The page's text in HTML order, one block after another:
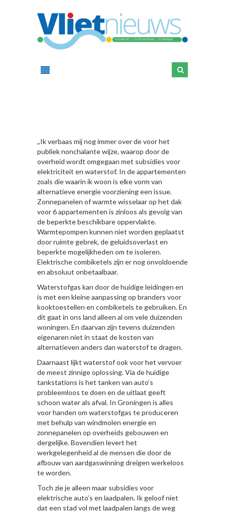
,,Ik verbaas mij nog immer over de voor het
publiek nonchalante wijze, waarop door de
overheid wordt omgegaan met subsidies voor
elektriciteit en waterstof. In de appartementen
zoals die waarin ik woon is elke vorm van
alternatieve energie voorziening een issue.
Zonnepanelen of warmte wisselaar op het dak
voor 6 appartementen is zinloos als gevolg van
de beperkte beschikbare oppervlakte.
Warmtepompen kunnen niet worden geplaatst
door ruimte gebrek, de geluidsoverlast en
beperkte mogelijkheden om te isoleren.
Elektrische combiketels zijn er nog onvoldoende
en absoluut onbetaalbaar.
Waterstofgas kan door de huidige leidingen en
is met een kleine aanpassing op branders voor
kooktoestellen en combiketels te gebruiken. En
dit gaat in ons land alleen al om vele duizenden
woningen. En daarvan zijn tevens duizenden
eigenaren niet in staat de kosten van
alternatieven anders dan waterstof te dragen.
Daarnaast lijkt waterstof ook voor het vervoer
de meest zinnige oplossing. Via de huidige
tankstations is het tanken van auto’s
probleemloos te doen en de uitlaat geeft
schoon water als afval. In Groningen is alles
voor handen om waterstofgas te produceren
met behulp van windmolen energie en
zonnepanelen op overheids gebouwen en
dergelijke. Bovendien levert het
werkgelegenheid al de mensen die door de
afbouw van aardgaswinning dreigen werkeloos
te worden.
Toch zie je alleen maar subsidies voor
elektrische auto’s en laadpalen. Ik geloof niet
dat een stad vol met laadpalen langs de weg